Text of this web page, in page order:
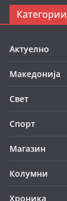
Категории
Актуелно
Македонија
Свет
Спорт
Магазин
Колумни
Хроника